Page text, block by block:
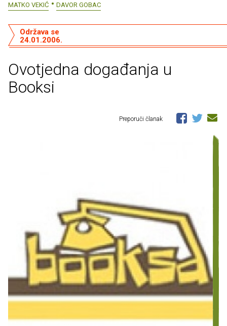
MATKO VEKIĆ DAVOR GOBAC
Ovotjedna događanja u
Booksi
Održava se
24.01.2006.
Preporuči članak